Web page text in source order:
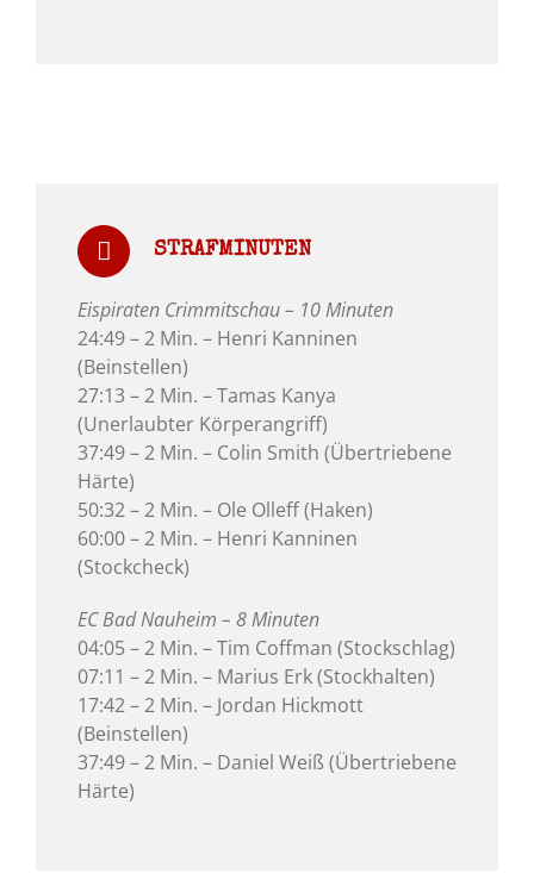
STRAFMINUTEN
Eispiraten Crimmitschau – 10 Minuten
24:49 – 2 Min. – Henri Kanninen
(Beinstellen)
27:13 – 2 Min. – Tamas Kanya
(Unerlaubter Körperangriff)
37:49 – 2 Min. – Colin Smith (Übertriebene
Härte)
50:32 – 2 Min. – Ole Olleff (Haken)
60:00 – 2 Min. – Henri Kanninen
(Stockcheck)
EC Bad Nauheim – 8 Minuten
04:05 – 2 Min. – Tim Coffman (Stockschlag)
07:11 – 2 Min. – Marius Erk (Stockhalten)
17:42 – 2 Min. – Jordan Hickmott
(Beinstellen)
37:49 – 2 Min. – Daniel Weiß (Übertriebene
Härte)